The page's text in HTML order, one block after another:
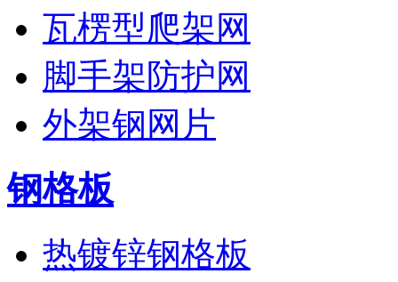
瓦楞型爬架网
脚手架防护网
外架钢网片
钢格板
热镀锌钢格板